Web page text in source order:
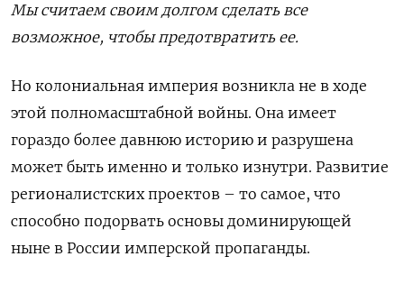
Мы считаем своим долгом сделать все
возможное, чтобы предотвратить ее.
Но колониальная империя возникла не в ходе
этой полномасштабной войны. Она имеет
гораздо более давнюю историю и разрушена
может быть именно и только изнутри. Развитие
регионалистских проектов – то самое, что
способно подорвать основы доминирующей
ныне в России имперской пропаганды.